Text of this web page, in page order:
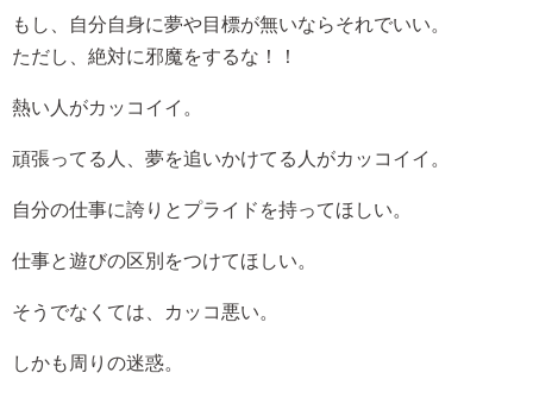
もし、自分自身に夢や目標が無いならそれでいい。
ただし、絶対に邪魔をするな！！
熱い人がカッコイイ。
頑張ってる人、夢を追いかけてる人がカッコイイ。
自分の仕事に誇りとプライドを持ってほしい。
仕事と遊びの区別をつけてほしい。
そうでなくては、カッコ悪い。
しかも周りの迷惑。